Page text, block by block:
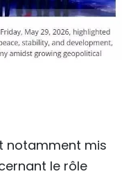
notamment mis
le rôle